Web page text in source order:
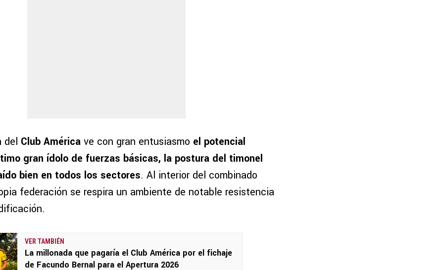
del Club América ve con gran entusiasmo el potencial
gran ídolo de fuerzas básicas, la postura del timonel
bien en todos los sectores. Al interior del combinado
federación se respira un ambiente de notable resistencia
VER TAMBIÉN
La millonada que pagaría el Club América por el fichaje
de Facundo Bernal para el Apertura 2026